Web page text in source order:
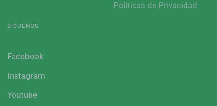
Politicas de Privacidad
SIGUENOS
Facebook
Instagram
Youtube